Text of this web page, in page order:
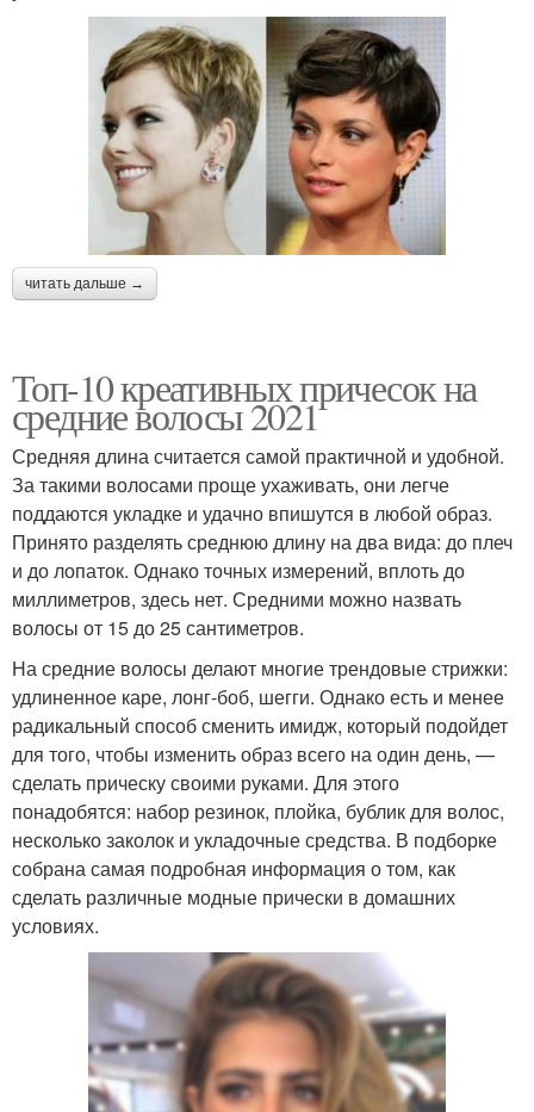
читать дальше →
Топ-10 креативных причесок на
средние волосы 2021
Средняя длина считается самой практичной и удобной.
За такими волосами проще ухаживать, они легче
поддаются укладке и удачно впишутся в любой образ.
Принято разделять среднюю длину на два вида: до плеч
и до лопаток. Однако точных измерений, вплоть до
миллиметров, здесь нет. Средними можно назвать
волосы от 15 до 25 сантиметров.
На средние волосы делают многие трендовые стрижки:
удлиненное каре, лонг-боб, шегги. Однако есть и менее
радикальный способ сменить имидж, который подойдет
для того, чтобы изменить образ всего на один день, —
сделать прическу своими руками. Для этого
понадобятся: набор резинок, плойка, бублик для волос,
несколько заколок и укладочные средства. В подборке
собрана самая подробная информация о том, как
сделать различные модные прически в домашних
условиях.